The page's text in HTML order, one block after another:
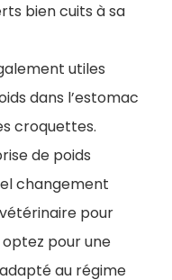
bien cuits à sa
utiles
dans l’estomac
croquettes.
de poids
changement
pour
pour une
au régime